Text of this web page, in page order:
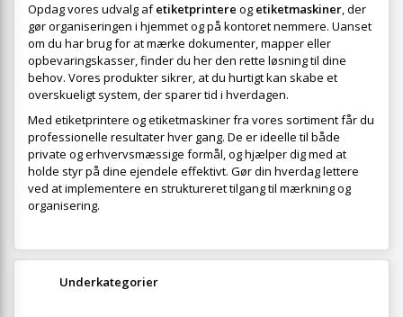
Opdag vores udvalg afetiketprintere og etiketmaskiner, der
gør organiseringen i hjemmet og på kontoret nemmere. Uanset
om du har brug for at mærke dokumenter, mapper eller
opbevaringskasser, finder du her den rette løsning til dine
behov. Vores produkter sikrer, at du hurtigt kan skabe et
overskueligt system, der sparer tid i hverdagen.
Med etiketprintere og etiketmaskiner fra vores sortiment får du
professionelle resultater hver gang. De er ideelle til både
private og erhvervsmæssige formål, og hjælper dig med at
holde styr på dine ejendele effektivt. Gør din hverdag lettere
ved at implementere en struktureret tilgang til mærkning og
organisering.
Underkategorier